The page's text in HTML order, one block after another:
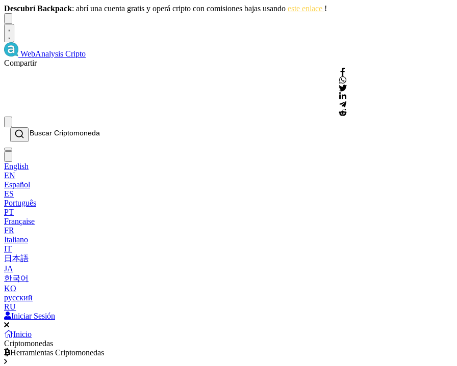
Descubrí Backpack: abrí una cuenta gratis y operá cripto con comisiones bajas usando este enlace !
WebAnalysis Cripto
Compartir
English
EN
Español
ES
Português
PT
Française
FR
Italiano
IT
日本語
JA
한국어
KO
русский
RU
Iniciar Sesión
Inicio
Criptomonedas
Herramientas Criptomonedas